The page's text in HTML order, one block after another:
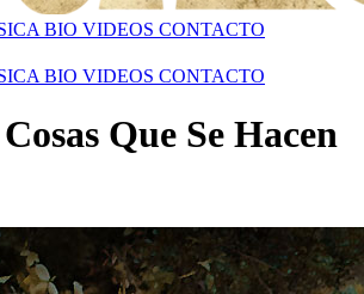
BIO VIDEOS CONTACTO
BIO VIDEOS CONTACTO
Que Se Hacen